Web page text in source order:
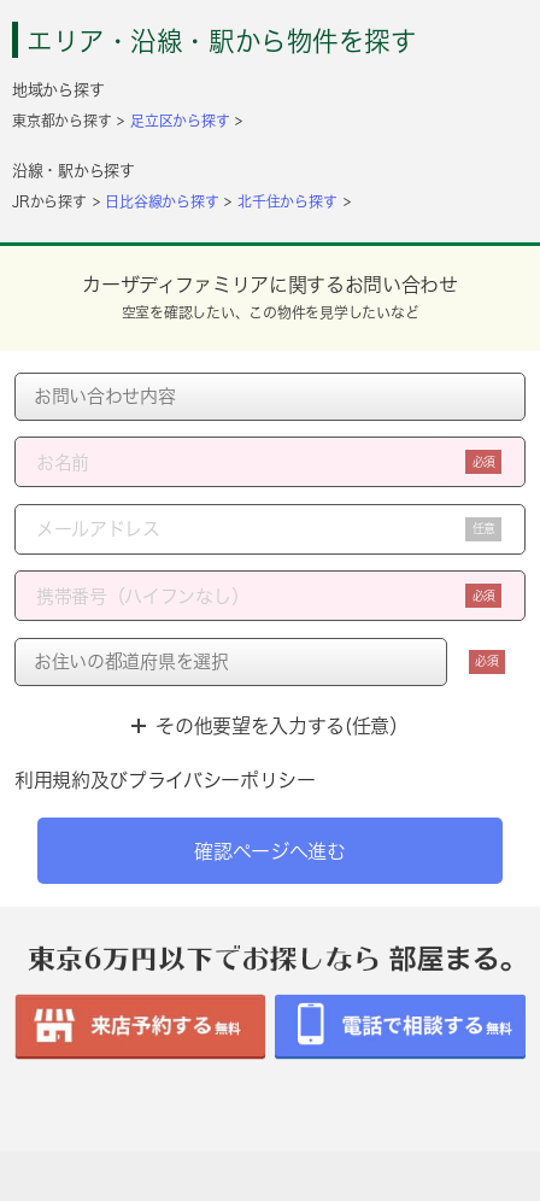
エリア・沿線・駅から物件を探す
地域から探す
東京都から探す 足立区から探す
沿線・駅から探す
JRから探す 日比谷線から探す 北千住から探す
カーザディファミリアに関するお問い合わせ
空室を確認したい、この物件を見学したいなど
必須
任意
必須
必須
その他要望を入力する(任意）
利用規約及びプライバシーポリシー
確認ページへ進む